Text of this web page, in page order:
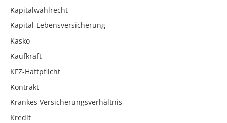
Kapitalwahlrecht
Kapital-Lebensversicherung
Kasko
Kaufkraft
KFZ-Haftpflicht
Kontrakt
Krankes Versicherungsverhältnis
Kredit